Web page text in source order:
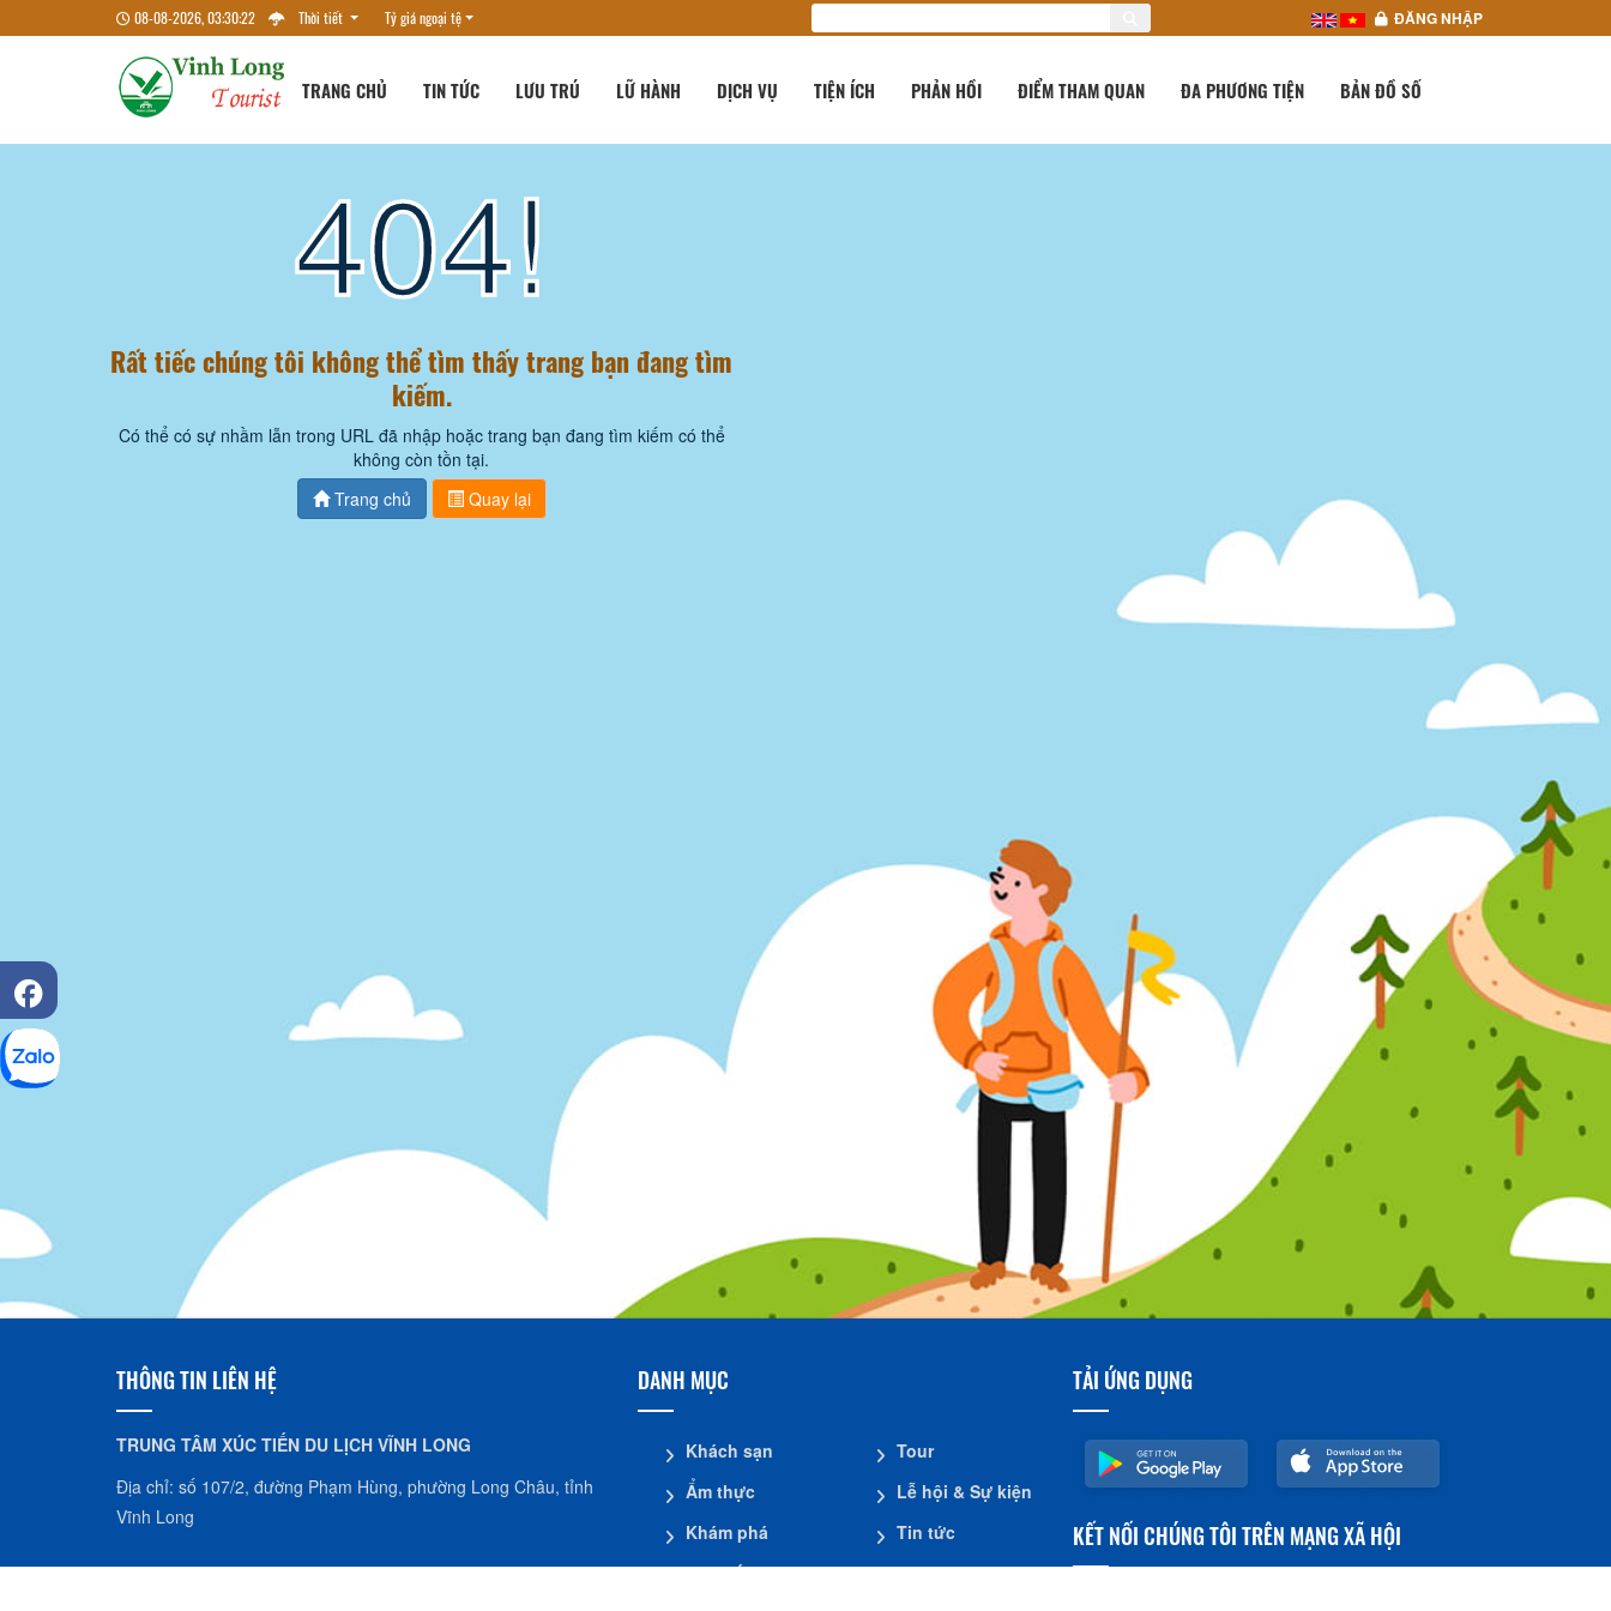
08-08-2026, 03:30:22 Thời tiết Tỷ giá ngoại tệ ĐĂNG NHẬP
TRANG CHỦ TIN TỨC LƯU TRÚ LỮ HÀNH DỊCH VỤ TIỆN ÍCH PHẢN HỒI ĐIỂM THAM QUAN ĐA PHƯƠNG TIỆN BẢN ĐỒ SỐ
404!
Rất tiếc chúng tôi không thể tìm thấy trang bạn đang tìm
kiếm.
Có thể có sự nhầm lẫn trong URL đã nhập hoặc trang bạn đang tìm kiếm có thể
không còn tồn tại.
Trang chủ
Quay lại
THÔNG TIN LIÊN HỆ
TRUNG TÂM XÚC TIẾN DU LỊCH VĨNH LONG
Địa chỉ: số 107/2, đường Phạm Hùng, phường Long Châu, tỉnh
Vĩnh Long
DANH MỤC
Khách sạn
Ẩm thực
Khám phá
Mua sắm
Tour
Lễ hội & Sự kiện
Tin tức
Giới thiệu
TẢI ỨNG DỤNG
KẾT NỐI CHÚNG TÔI TRÊN MẠNG XÃ HỘI